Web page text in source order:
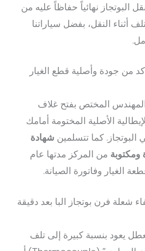
البوتجاز نهائياً حفاظاً عليه من
أثناء النقل، بفضل سياراتنا
من جودة وأصلية قطع الغيار
المختص بفتح غلاف
الأصلية المختومة أمامك
البوتجاز. كما تتسلمين شهادة
من المركز مدتها عام
الغيار وفاتورة الصيانة.
شعلة فرن بوتجاز البا بعد دقيقة
يعود بنسبة كبيرة إلى تلف